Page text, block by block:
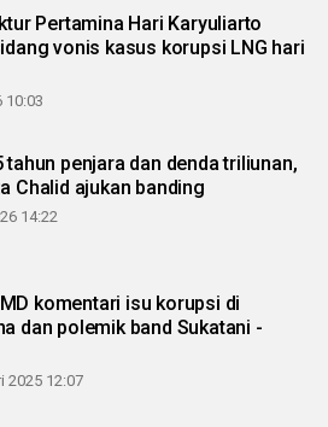
Pertamina Hari Karyuliarto
vonis kasus korupsi LNG hari
10:03
tahun penjara dan denda triliunan,
Chalid ajukan banding
14:22
komentari isu korupsi di
dan polemik band Sukatani -
2025 12:07